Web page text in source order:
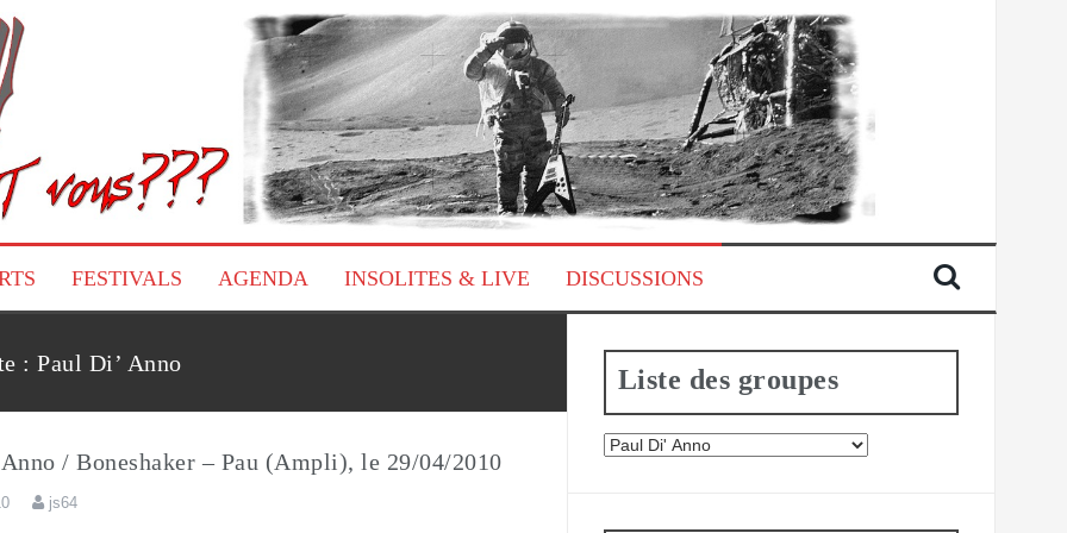
FESTIVALS AGENDA INSOLITES & LIVE DISCUSSIONS
:Paul Di’ Anno
/ Boneshaker – Pau (Ampli), le 29/04/2010
js64
Liste des groupes